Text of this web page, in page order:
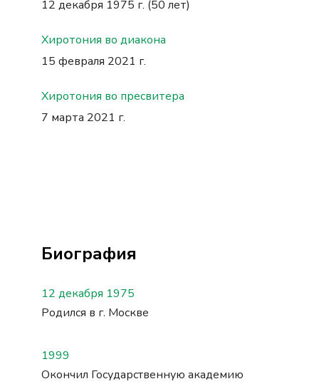
12 декабря 1975 г. (50 лет)
Хиротония во диакона
15 февраля 2021 г.
Хиротония во пресвитера
7 марта 2021 г.
Биография
12 декабря 1975
Родился в г. Москве
1999
Окончил Государственную академию